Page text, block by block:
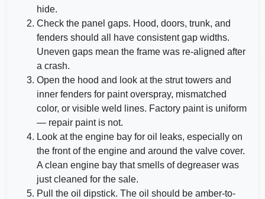
IAAI
Manheim
Copart
IAAI
Manheim
hide.
Check the panel gaps. Hood, doors, trunk, and
fenders should all have consistent gap widths.
Uneven gaps mean the frame was re-aligned after
a crash.
Open the hood and look at the strut towers and
inner fenders for paint overspray, mismatched
color, or visible weld lines. Factory paint is uniform
— repair paint is not.
Look at the engine bay for oil leaks, especially on
the front of the engine and around the valve cover.
A clean engine bay that smells of degreaser was
just cleaned for the sale.
Pull the oil dipstick. The oil should be amber-to-